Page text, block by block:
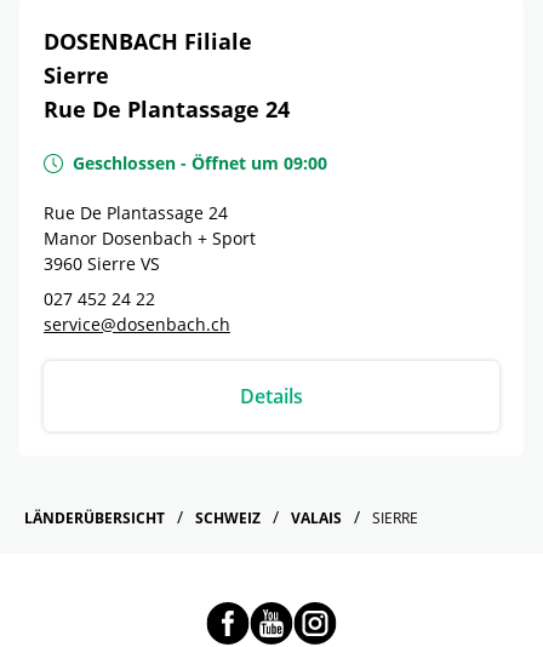
DOSENBACH Filiale
Sierre
Rue De Plantassage 24
Geschlossen - Öffnet um 09:00
Rue De Plantassage 24
Manor Dosenbach + Sport
3960 Sierre VS
027 452 24 22
service@dosenbach.ch
Details
LÄNDERÜBERSICHT SCHWEIZ VALAIS SIERRE